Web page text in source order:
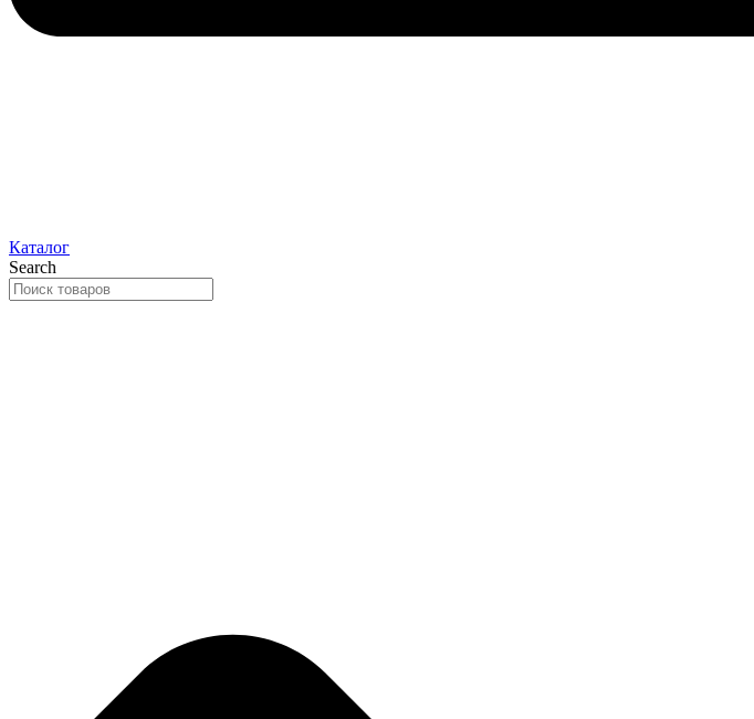
Каталог
Search